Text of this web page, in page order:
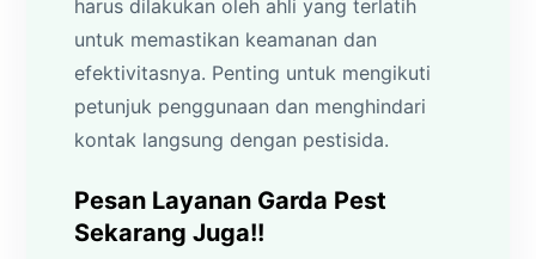
harus dilakukan oleh ahli yang terlatih
untuk memastikan keamanan dan
efektivitasnya. Penting untuk mengikuti
petunjuk penggunaan dan menghindari
kontak langsung dengan pestisida.
Pesan Layanan Garda Pest
Sekarang Juga!!